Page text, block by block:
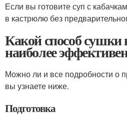
Если вы готовите суп с
в кастрюлю без
Какой способ сушки
наиболее
Можно ли и все подробности о
вы узнаете ниже.
Подготовка